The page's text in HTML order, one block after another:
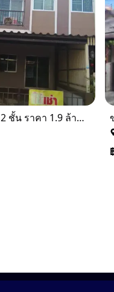
ขายทาวเฮ้าส์ 2 ชั้น ราคา 1.9 ล้านบาท ที่อยู่ ศรีราชา ชลบุรี